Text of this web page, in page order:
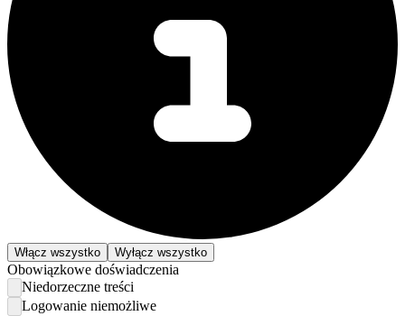
Włącz wszystko Wyłącz wszystko
Obowiązkowe doświadczenia
Niedorzeczne treści
Logowanie niemożliwe